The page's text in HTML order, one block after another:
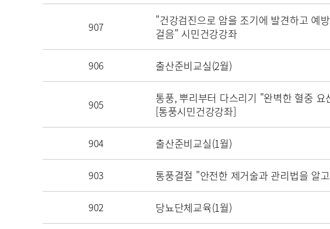
907
"건강검진으로 암을 조기에 발견하고 예
걸음" 시민건강강좌
906 출산준비교실(2월)
905
통풍, 뿌리부터 다스리기 "완벽한 혈중 요
[통풍시민건강강좌]
904 출산준비교실(1월)
903 통풍결절 "안전한 제거술과 관리법을 알
902 당뇨단체교육(1월)